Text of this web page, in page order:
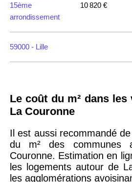
15ème
arrondissement
10 820 €
59000 - Lille
75018 -
arrondissement
75020 -Paris
20ème
9 623 €
Le coût du m² dans
La Couronne
Il est aussi recommandé
du m² des communes
Couronne. Estimation en
les logements autour de
les agglomérations